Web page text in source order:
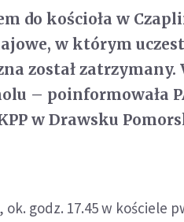
do kościoła w
w którym
został zatrzymany.
– poinformowała
w Drawsku
godz. 17.45 w kościele